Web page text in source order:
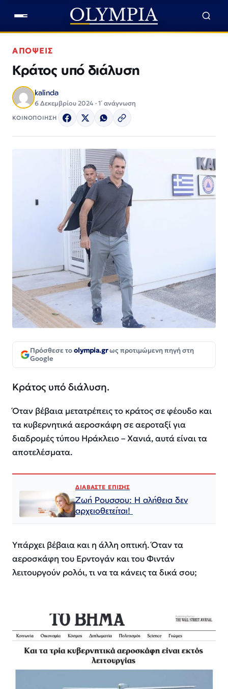
ΑΠΟΨΕΙΣ
Κράτος υπό διάλυση
kalinda
6 Δεκεμβρίου 2024 · 1΄ ανάγνωση
ΚΟΙΝΟΠΟΙΗΣΗ
Πρόσθεσε τοolympia.grως προτιμώμενη πηγή στη
Google
Κράτος υπό διάλυση.
Όταν βέβαια μετατρέπεις το κράτος σε φέουδο και
τα κυβερνητικά αεροσκάφη σε αεροταξί για
διαδρομές τύπου Ηράκλειο – Χανιά, αυτά είναι τα
αποτελέσματα.
ΔΙΑΒΑΣΤΕ ΕΠΙΣΗΣ
Ζωή Ρουσσου: Η αλήθεια δεν
αρχειοθετείται!
Υπάρχει βέβαια και η άλλη οπτική. Όταν τα
αεροσκάφη του Ερντογάν και του Φιντάν
λειτουργούν ρολόι, τι να τα κάνεις τα δικά σου;